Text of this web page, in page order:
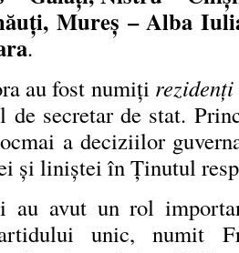
Mureş – Alba
.
au fost numiţi
de secretar de stat.
a deciziilor
şi liniştei în Ţinutul
au avut un rol
unic, numit